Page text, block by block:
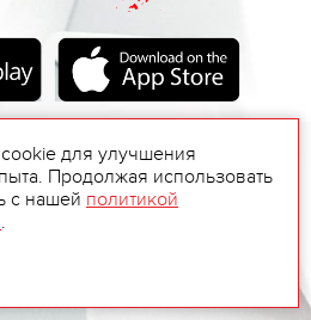
cookie для улучшения
Продолжая использовать
с нашей политикой
.